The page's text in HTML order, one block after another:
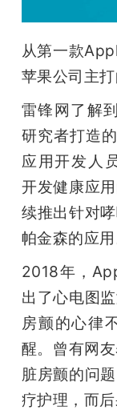
动
心
GAIR
专
爱
搞
从第一款
苹果公司主打
雷锋网了解
研究者打造
应用开发人
开发健康应
续推出针对
帕金森的应用
2018年，
出了心电图
房颤的心律
醒。曾有网
脏房颤的问
疗护理，而后